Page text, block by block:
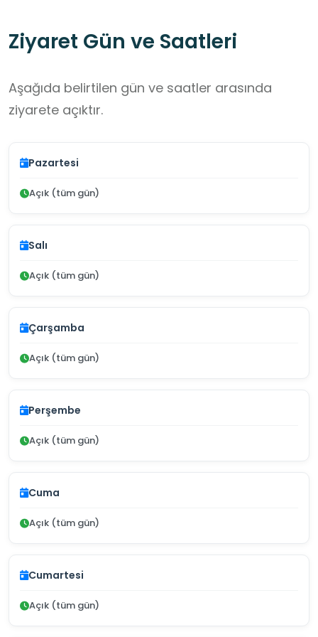
Ziyaret Gün ve Saatleri
Aşağıda belirtilen gün ve saatler arasında
ziyarete açıktır.
Pazartesi
Açık (tüm gün)
Salı
Açık (tüm gün)
Çarşamba
Açık (tüm gün)
Perşembe
Açık (tüm gün)
Cuma
Açık (tüm gün)
Cumartesi
Açık (tüm gün)